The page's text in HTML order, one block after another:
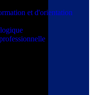
et d'orientation